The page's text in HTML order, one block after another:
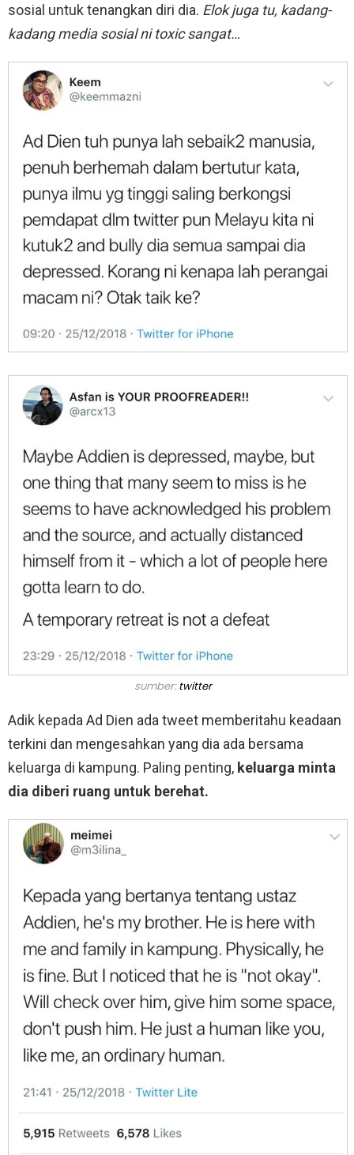
sosial untuk tenangkan diri dia. Elok juga tu, kadang-
kadang media sosial ni toxic sangat…
sumber:twitter
Adik kepada Ad Dien ada tweet memberitahu keadaan
terkini dan mengesahkan yang dia ada bersama
keluarga di kampung. Paling penting, keluarga minta
dia diberi ruang untuk berehat.